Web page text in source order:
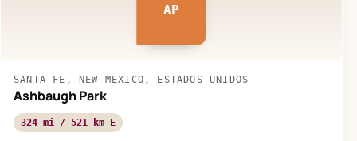
AP
SANTA FE, NEW MEXICO, ESTADOS UNIDOS
Ashbaugh Park
324 mi / 521 km E